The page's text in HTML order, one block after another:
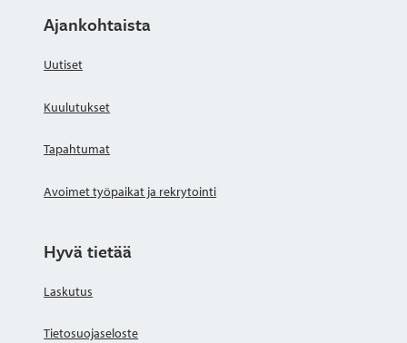
Ajankohtaista
Uutiset
Kuulutukset
Tapahtumat
Avoimet työpaikat ja rekrytointi
Hyvä tietää
Laskutus
Tietosuojaseloste